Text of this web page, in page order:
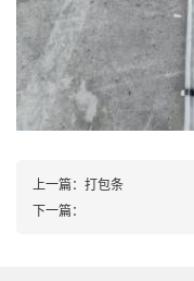
上一篇： 打包条
下一篇：